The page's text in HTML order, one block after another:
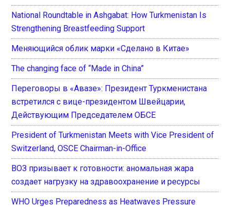
National Roundtable in Ashgabat: How Turkmenistan Is
Strengthening Breastfeeding Support
Меняющийся облик марки «Сделано в Китае»
The changing face of “Made in China”
Переговоры в «Авазе»: Президент Туркменистана
встретился с вице-президентом Швейцарии,
Действующим Председателем ОБСЕ
President of Turkmenistan Meets with Vice President of
Switzerland, OSCE Chairman-in-Office
ВОЗ призывает к готовности: аномальная жара
создает нагрузку на здравоохранение и ресурсы
WHO Urges Preparedness as Heatwaves Pressure